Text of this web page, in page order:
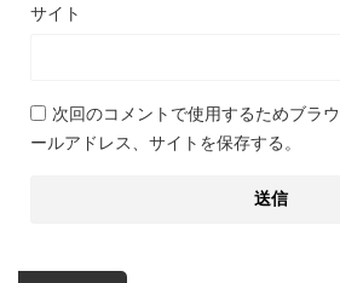
サイト
次回のコメントで使用するためブラ
ールアドレス、サイトを保存する。